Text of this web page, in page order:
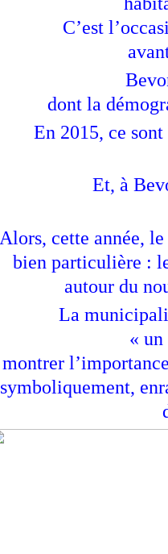
C’est
dont la
En 2015, ce
Et, à
Alors, cette année,
bien particulière :
autour du
La
« un
montrer
symboliquement,